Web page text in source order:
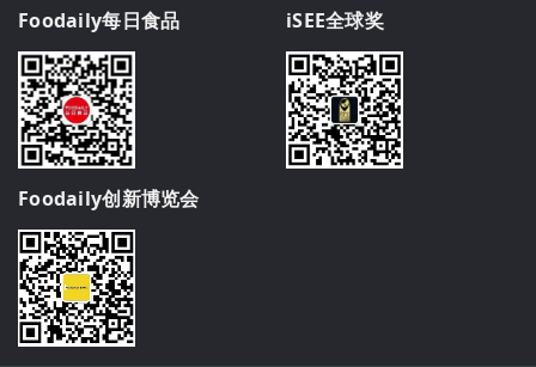
Foodaily每日食品 iSEE全球奖
Foodaily创新博览会